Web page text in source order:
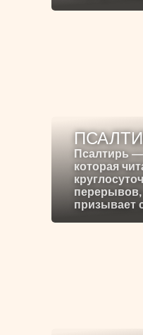
Псалтирь
которая
перерывов,
призывает